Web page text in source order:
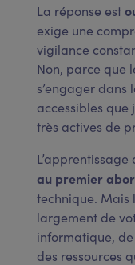
La réponse est
exige une
vigilance
Non, parce que
s’engager dans
accessibles que
très actives de
au premier
technique. Mais
largement de
informatique,
des ressources